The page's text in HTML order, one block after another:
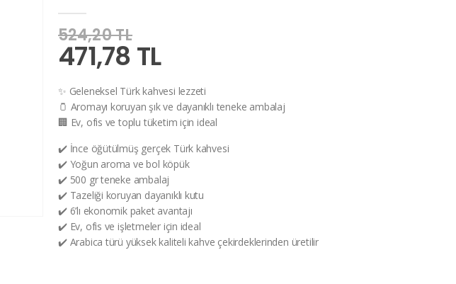
524,20 TL
471,78 TL
✨ Geleneksel Türk kahvesi lezzeti
🫙 Aromayı koruyan şık ve dayanıklı teneke ambalaj
🏢 Ev, ofis ve toplu tüketim için ideal
✔️ İnce öğütülmüş gerçek Türk kahvesi
✔️ Yoğun aroma ve bol köpük
✔️ 500 gr teneke ambalaj
✔️ Tazeliği koruyan dayanıklı kutu
✔️ 6’lı ekonomik paket avantajı
✔️ Ev, ofis ve işletmeler için ideal
✔️ Arabica türü yüksek kaliteli kahve çekirdeklerinden üretilir